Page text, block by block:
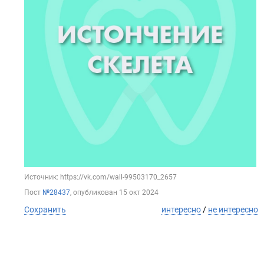
Источник: https://vk.com/wall-99503170_2657
Пост №28437, опубликован 15 окт 2024
Сохранить интересно / не интересно